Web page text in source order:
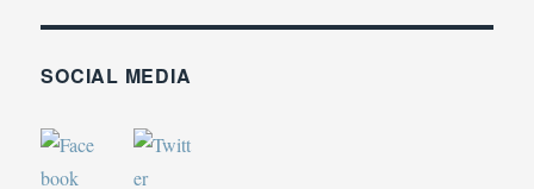
SOCIAL MEDIA